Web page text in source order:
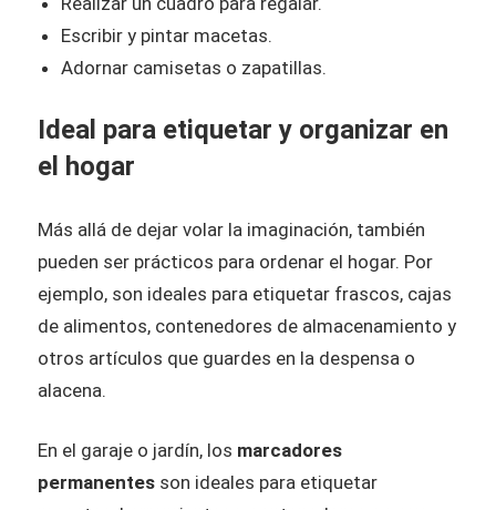
Escribir y pintar macetas.
Adornar camisetas o zapatillas.
Ideal para etiquetar y organizar en
el hogar
Más allá de dejar volar la imaginación, también
pueden ser prácticos para ordenar el hogar. Por
ejemplo, son ideales para etiquetar frascos, cajas
de alimentos, contenedores de almacenamiento y
otros artículos que guardes en la despensa o
alacena.
En el garaje o jardín, los marcadores
permanentes son ideales para etiquetar